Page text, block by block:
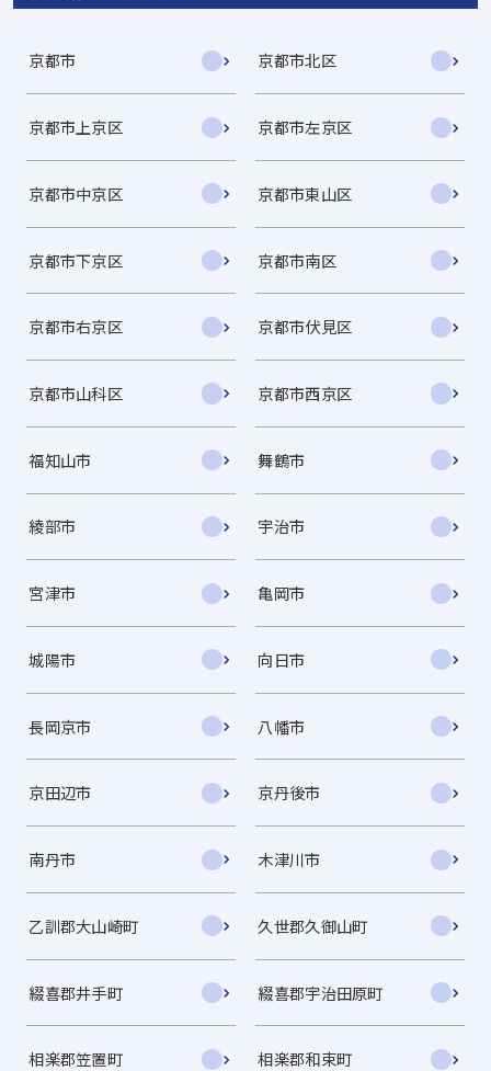
京都市 京都市北区
京都市上京区 京都市左京区
京都市中京区 京都市東山区
京都市下京区 京都市南区
京都市右京区 京都市伏見区
京都市山科区 京都市西京区
福知山市 舞鶴市
綾部市 宇治市
宮津市 亀岡市
城陽市 向日市
長岡京市 八幡市
京田辺市 京丹後市
南丹市 木津川市
乙訓郡大山崎町 久世郡久御山町
綴喜郡井手町 綴喜郡宇治田原町
相楽郡笠置町 相楽郡和束町